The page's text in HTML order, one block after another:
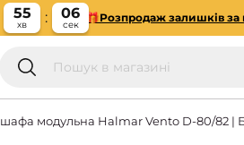
55
хв
05
сек
🎁Розпродаж залишків
модульна Halmar Vento D-80/82 |